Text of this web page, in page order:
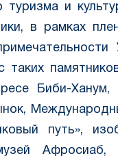
и
в рамках
Биби-Ханум,
путь»,
Афросиаб,